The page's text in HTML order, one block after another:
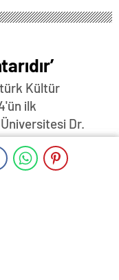
Kültür
ilk
Dr.
Edirne'sinde
sunumunu